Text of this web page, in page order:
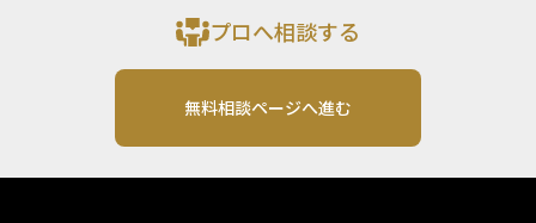
プロへ相談する
無料相談ページへ進む